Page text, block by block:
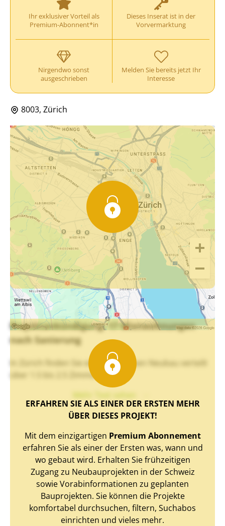
Ihr exklusiver Vorteil als
Premium-Abonnent*in
Dieses Inserat ist in der
Vorvermarktung
Nirgendwo sonst
ausgeschrieben
Melden Sie bereits jetzt Ihr
Interesse
8003, Zürich
Projektankündigung: 17 Mietwohnungen
nach Sanierung
In Zürich finden Sie einen exklusiven Neubau verteilt
über 1.5 bis 2.5 Zimmer.
Mehr Text sehen
ERFAHREN SIE ALS EINER DER ERSTEN MEHR
ÜBER DIESES PROJEKT!
Mit dem einzigartigen Premium Abonnement
erfahren Sie als einer der Ersten was, wann und
wo gebaut wird. Erhalten Sie frühzeitigen
Zugang zu Neubauprojekten in der Schweiz
sowie Vorabinformationen zu geplanten
Bauprojekten. Sie können die Projekte
komfortabel durchsuchen, filtern, Suchabos
einrichten und vieles mehr.